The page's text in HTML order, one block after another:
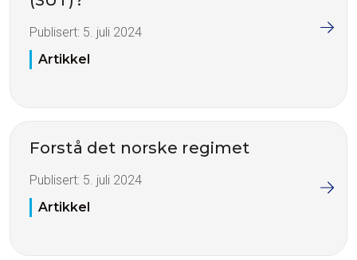
Publisert: 5. juli 2024
Artikkel
Forstå det norske regimet
Publisert: 5. juli 2024
Artikkel